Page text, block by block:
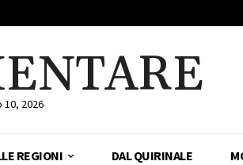
2026
REGIONI DAL QUIRINALE